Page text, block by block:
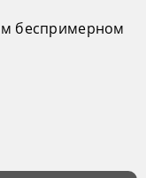
беспримерном